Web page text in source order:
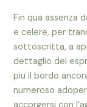
Fin qua assenza
e celere, per
sottoscritta, a
dettaglio del
piu il bordo
numeroso